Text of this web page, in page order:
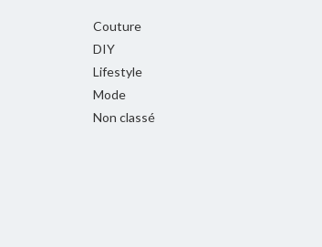
Couture
DIY
Lifestyle
Mode
Non classé